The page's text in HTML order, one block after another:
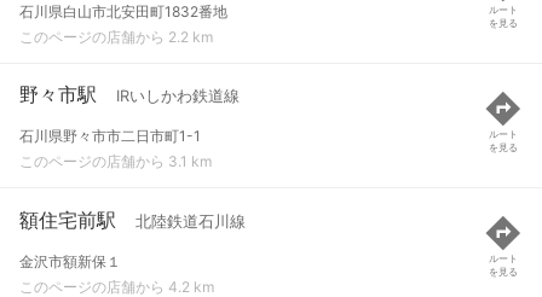
石川県白山市北安田町1832番地
このページの店舗から 2.2 km
ルート
を見る
野々市駅 IRいしかわ鉄道線
石川県野々市市二日市町1-1
このページの店舗から 3.1 km
ルート
を見る
額住宅前駅 北陸鉄道石川線
金沢市額新保１
このページの店舗から 4.2 km
ルート
を見る